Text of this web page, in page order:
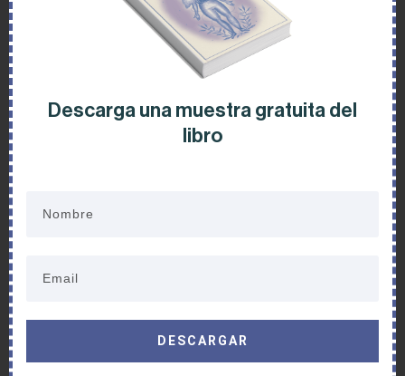
Descarga una muestra gratuita del
libro
DESCARGAR